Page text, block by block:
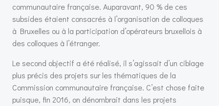
communautaire française. Auparavant, 90 % de ces
subsides étaient consacrés à l’organisation de colloques
à Bruxelles ou à la participation d’opérateurs bruxellois à
des colloques à l’étranger.
Le second objectif a été réalisé, il s’agissait d’un ciblage
plus précis des projets sur les thématiques de la
Commission communautaire française. C’est chose faite
puisque, fin 2016, on dénombrait dans les projets